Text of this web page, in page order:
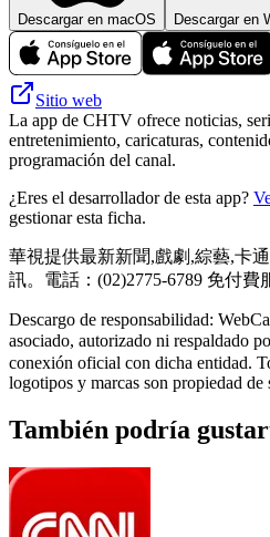
Descargar en macOS Descargar en
Sitio web
La app de CHTV ofrece noticias,
entretenimiento, caricaturas,
programación del canal.
¿Eres el desarrollador de esta app?
gestionar esta ficha.
華視提供最新新聞,戲劇,綜藝,卡
訊。電話：(02)2775-6789 免付費
Descargo de responsabilidad:
asociado, autorizado ni respaldado
conexión oficial con dicha entidad.
logotipos y marcas son propiedad de
También podría